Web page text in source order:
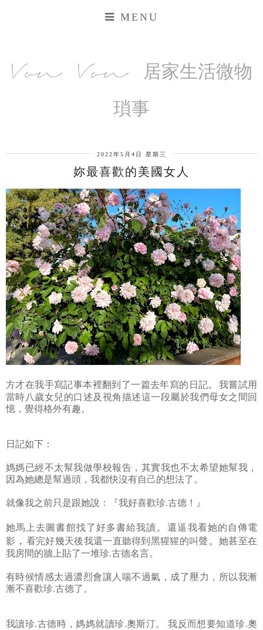
MENU
Von Von 居家生活微物
瑣事
2022年5月4日 星期三
妳最喜歡的美國女人
方才在我手寫記事本裡翻到了一篇去年寫的日記。 我嘗試用
當時八歲女兒的口述及視角描述這一段屬於我們母女之間回
憶，覺得格外有趣。
日記如下：
媽媽已經不太幫我做學校報告，其實我也不太希望她幫我，
因為她總是幫過頭，我都快沒有自己的想法了。
就像我之前只是跟她說：『我好喜歡珍.古德！』
她馬上去圖書館找了好多書給我讀。還逼我看她的自傳電
影 ， 看完好幾天後我還一直聽得到黑猩猩的叫聲 。她甚至在
我房間的牆上貼了一堆珍.古德名言。
有時候情感太過濃烈會讓人喘不過氣，成了壓力，所以我漸
漸不喜歡珍.古德了。
我讀珍.古德時，媽媽就讀珍.奧斯汀。 我反而想要知道珍.奧